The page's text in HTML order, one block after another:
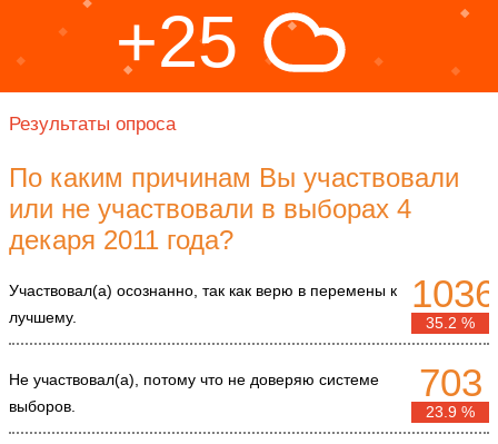
+25
Результаты опроса
По каким причинам Вы участвовали
или не участвовали в выборах 4
декаря 2011 года?
Участвовал(а) осознанно, так как верю в перемены к
лучшему.
1036
35.2 %
Не участвовал(а), потому что не доверяю системе
выборов.
703
23.9 %